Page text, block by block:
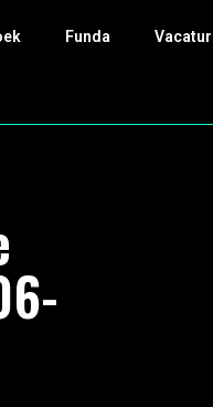
Funda